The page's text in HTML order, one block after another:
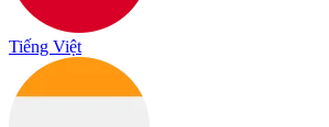
Tiếng Việt